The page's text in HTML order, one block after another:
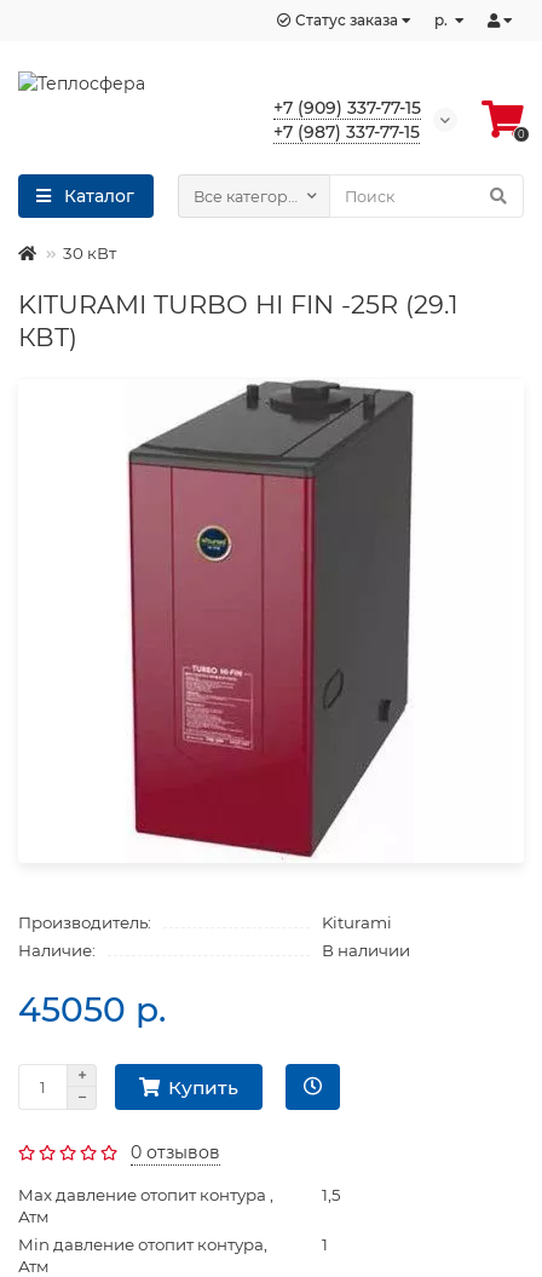
р.
Статус заказа
+7 (909) 337-77-15
+7 (987) 337-77-15
0
Каталог Все категории
30 кВт
KITURAMI TURBO HI FIN -25R (29.1
КВТ)
Производитель:
Kiturami
Наличие:
В наличии
45050 р.
Купить
0 отзывов
Max давление отопит контура ,
Атм
1,5
Min давление отопит контура,
Атм
1